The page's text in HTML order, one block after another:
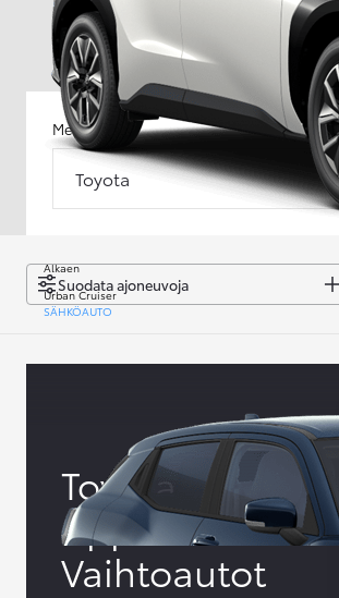
Alkaen
Urban Cruiser
SÄHKÖAUTO
Merkki
Toyota
Suodata ajoneuvoja
Toyota
Approved
Vaihtoautot